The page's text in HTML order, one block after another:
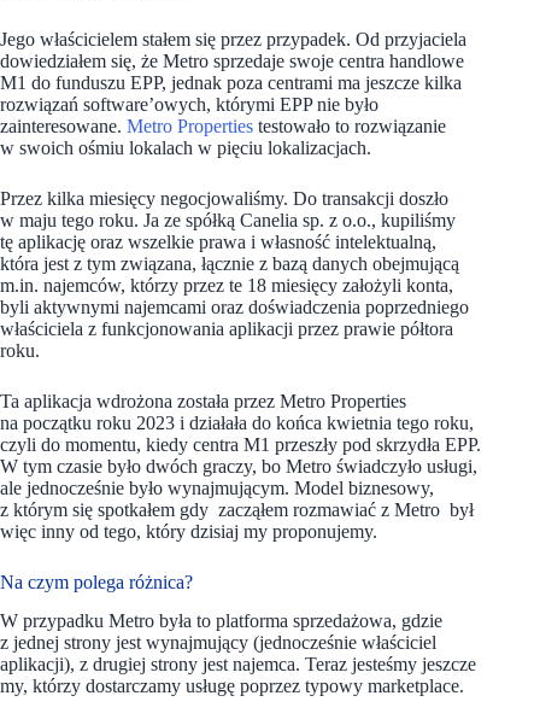
Jego właścicielem stałem się przez przypadek. Od przyjaciela
dowiedziałem się, że Metro sprzedaje swoje centra handlowe
M1 do funduszu EPP, jednak poza centrami ma jeszcze kilka
rozwiązań software’owych, którymi EPP nie było
zainteresowane. Metro Properties testowało to rozwiązanie
w swoich ośmiu lokalach w pięciu lokalizacjach.
Przez kilka miesięcy negocjowaliśmy. Do transakcji doszło
w maju tego roku. Ja ze spółką Canelia sp. z o.o., kupiliśmy
tę aplikację oraz wszelkie prawa i własność intelektualną,
która jest z tym związana, łącznie z bazą danych obejmującą
m.in. najemców, którzy przez te 18 miesięcy założyli konta,
byli aktywnymi najemcami oraz doświadczenia poprzedniego
właściciela z funkcjonowania aplikacji przez prawie półtora
roku.
Ta aplikacja wdrożona została przez Metro Properties
na początku roku 2023 i działała do końca kwietnia tego roku,
czyli do momentu, kiedy centra M1 przeszły pod skrzydła EPP.
W tym czasie było dwóch graczy, bo Metro świadczyło usługi,
ale jednocześnie było wynajmującym. Model biznesowy,
z którym się spotkałem gdy zacząłem rozmawiać z Metro był
więc inny od tego, który dzisiaj my proponujemy.
Na czym polega różnica?
W przypadku Metro była to platforma sprzedażowa, gdzie
z jednej strony jest wynajmujący (jednocześnie właściciel
aplikacji), z drugiej strony jest najemca. Teraz jesteśmy jeszcze
my, którzy dostarczamy usługę poprzez typowy marketplace.